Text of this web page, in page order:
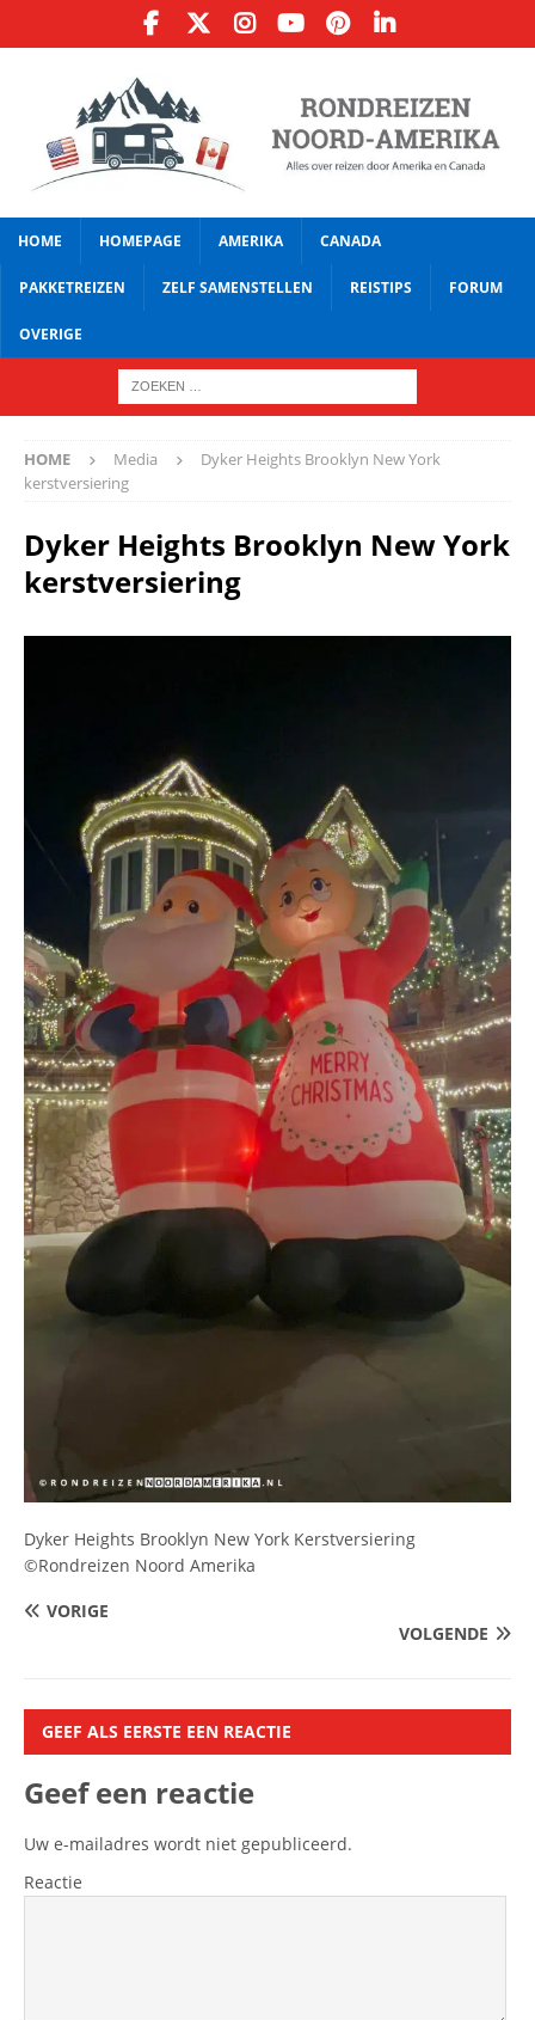
HOME HOMEPAGE AMERIKA CANADA
PAKKETREIZEN ZELF SAMENSTELLEN REISTIPS FORUM
OVERIGE
HOME Media
Dyker Heights Brooklyn New York
kerstversiering
Dyker Heights Brooklyn New York
kerstversiering
Dyker Heights Brooklyn New York Kerstversiering
©Rondreizen Noord Amerika
VORIGE
VOLGENDE
GEEF ALS EERSTE EEN REACTIE
Geef een reactie
Uw e-mailadres wordt niet gepubliceerd.
Reactie